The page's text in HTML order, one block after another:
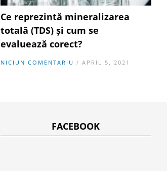
Ce reprezintă mineralizarea
totală (TDS) și cum se
evaluează corect?
NICIUN COMENTARIU / APRIL 5, 2021
FACEBOOK